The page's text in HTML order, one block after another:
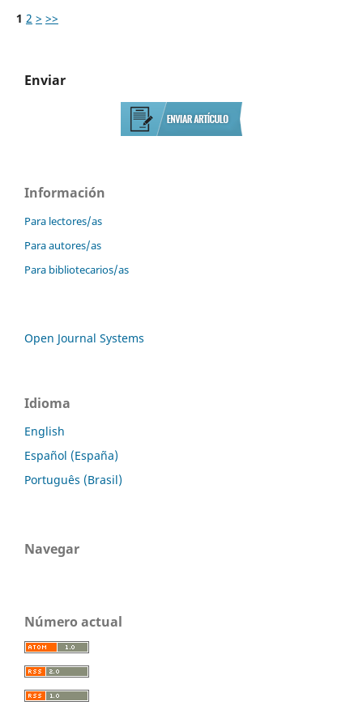
1 2 > >>
Enviar
Información
Para lectores/as
Para autores/as
Para bibliotecarios/as
Open Journal Systems
Idioma
English
Español (España)
Português (Brasil)
Navegar
Número actual